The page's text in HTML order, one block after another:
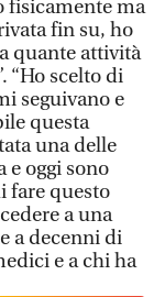
fisicamente ma
fin su, ho
quante attività
“Ho scelto di
seguivano e
questa
una delle
oggi sono
fare questo
a una
a decenni di
e a chi ha